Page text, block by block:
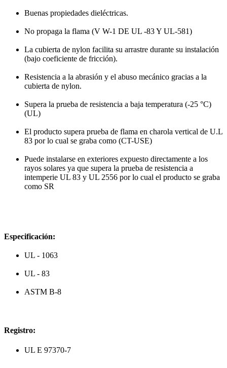
Buenas propiedades dieléctricas.
No propaga la flama (V W-1 DE UL -83 Y UL-581)
La cubierta de nylon facilita su arrastre durante su instalación
(bajo coeficiente de fricción).
Resistencia a la abrasión y el abuso mecánico gracias a la
cubierta de nylon.
Supera la prueba de resistencia a baja temperatura (-25 °C)
(UL)
El producto supera prueba de flama en charola vertical de U.L
83 por lo cual se graba como (CT-USE)
Puede instalarse en exteriores expuesto directamente a los
rayos solares ya que supera la prueba de resistencia a
intemperie UL 83 y UL 2556 por lo cual el producto se graba
como SR
Especificación:
UL - 1063
UL - 83
ASTM B-8
Registro:
UL E 97370-7